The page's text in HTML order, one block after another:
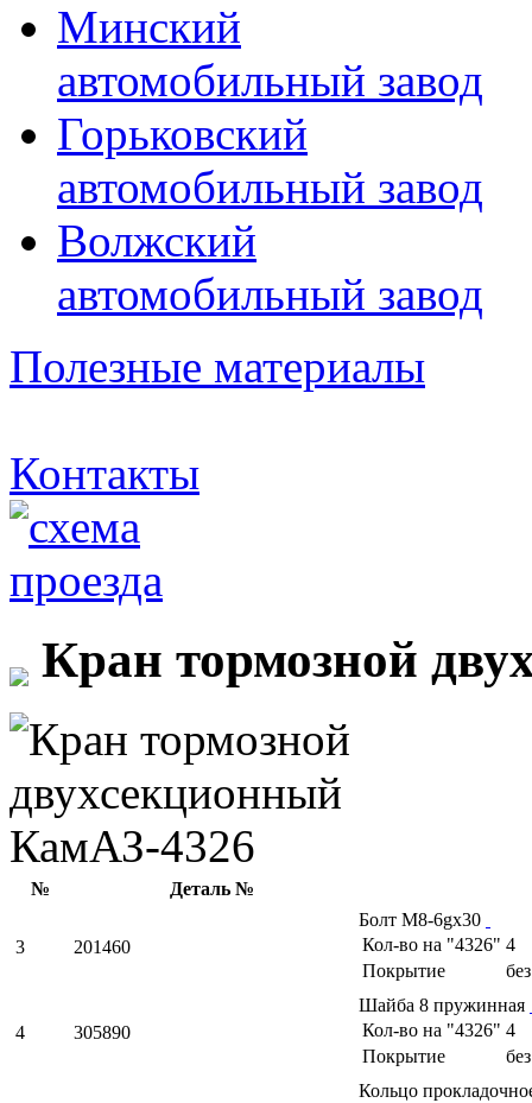
Минский
автомобильный завод
Горьковский
автомобильный завод
Волжский
автомобильный завод
Полезные материалы
Контакты
Кран тормозной
№ Деталь №
3 201460
Болт М8-6gх30
Кол-во на "4326" 4
Покрытие
4 305890
Шайба 8 пружинная
Кол-во на "4326" 4
Покрытие
Кольцо